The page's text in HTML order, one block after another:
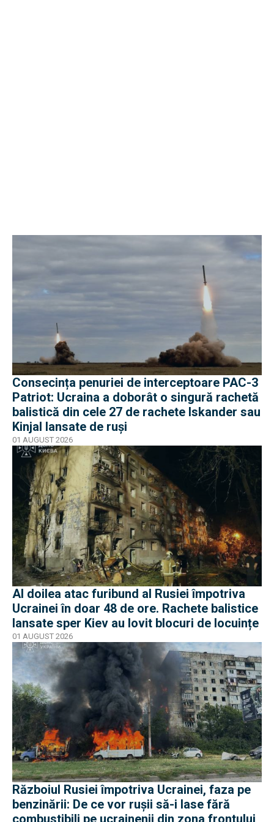
Consecința penuriei de interceptoare PAC-3
Patriot: Ucraina a doborât o singură rachetă
balistică din cele 27 de rachete Iskander sau
Kinjal lansate de ruși
01 AUGUST 2026
Al doilea atac furibund al Rusiei împotriva
Ucrainei în doar 48 de ore. Rachete balistice
lansate sper Kiev au lovit blocuri de locuințe
01 AUGUST 2026
Războiul Rusiei împotriva Ucrainei, faza pe
benzinării: De ce vor rușii să-i lase fără